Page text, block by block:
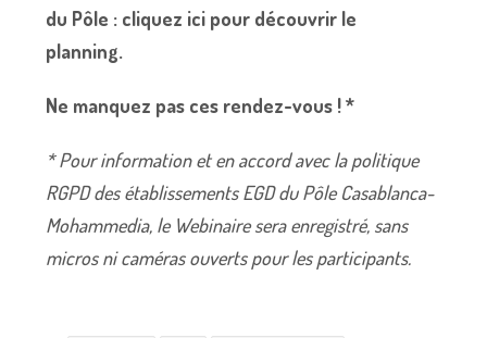
du Pôle : cliquez ici pour découvrir le
planning.
Ne manquez pas ces rendez-vous ! *
* Pour information et en accord avec la politique
RGPD des établissements EGD du Pôle Casablanca-
Mohammedia, le Webinaire sera enregistré, sans
micros ni caméras ouverts pour les participants.